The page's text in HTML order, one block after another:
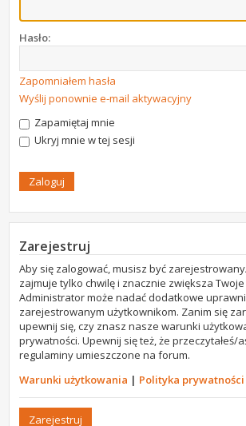
Hasło:
Zapomniałem hasła
Wyślij ponownie e-mail aktywacyjny
Zapamiętaj mnie
Ukryj mnie w tej sesji
Zarejestruj
Aby się zalogować, musisz być
zajmuje tylko chwilę i znacznie zwiększa Twoje
Administrator może nadać dodatkowe
zarejestrowanym użytkownikom. Zanim się
upewnij się, czy znasz nasze warunki
prywatności. Upewnij się też, że przeczytałeś/
regulaminy umieszczone na forum.
Warunki użytkowania | Polityka prywatności
Zarejestruj